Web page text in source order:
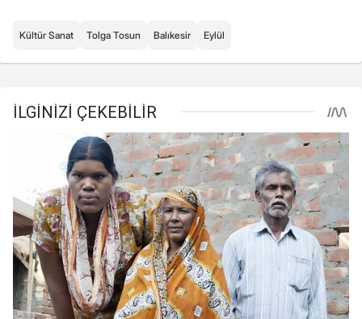
Kültür Sanat Tolga Tosun Balıkesir Eylül